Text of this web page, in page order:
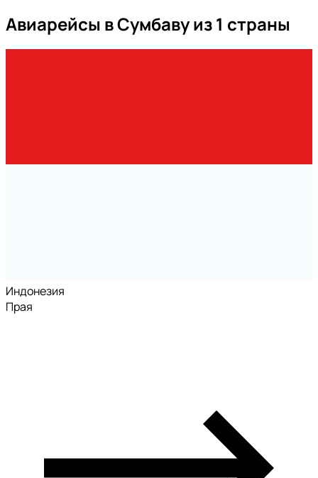
Авиарейсы в Сумбаву из 1 страны
Индонезия
Прая